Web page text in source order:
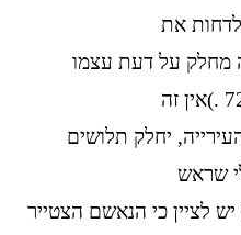
לדחות את
מחלק על דעת עצמו
יחלק תלושים
שראש
לציין כי הנאשם הצטייר